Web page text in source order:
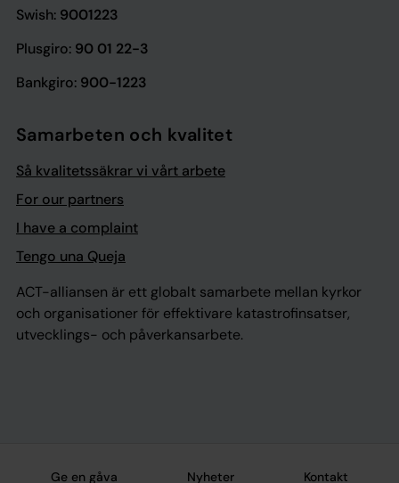
Ge en gåva Nyheter Kontakt
Swish: 9001223
Plusgiro: 90 01 22-3
Bankgiro: 900-1223
Samarbeten och kvalitet
Så kvalitetssäkrar vi vårt arbete
For our partners
I have a complaint
Tengo una Queja
ACT-alliansen är ett globalt samarbete mellan kyrkor
och organisationer för effektivare katastrofinsatser,
utvecklings- och påverkansarbete.